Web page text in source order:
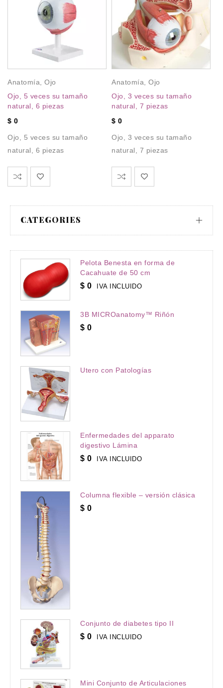
CATEGORIES
Pelota Benesta en forma de
Cacahuate de 50 cm
$ 0 IVA INCLUIDO
3B MICROanatomy™ Riñón
$ 0
Utero con Patologías
Enfermedades del apparato
digestivo Lámina
$ 0 IVA INCLUIDO
Columna flexible – versión clásica
$ 0
Conjunto de diabetes tipo II
$ 0 IVA INCLUIDO
Mini Conjunto de Articulaciones
Anatomía, Ojo
Ojo, 5 veces su tamaño
natural, 6 piezas
$ 0
Ojo, 5 veces su tamaño
natural, 6 piezas
Anatomía, Ojo
Ojo, 3 veces su tamaño
natural, 7 piezas
$ 0
Ojo, 3 veces su tamaño
natural, 7 piezas